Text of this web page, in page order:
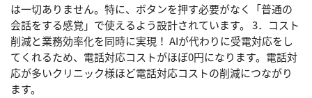
は一切ありません。特に、ボタンを押す必要がなく「普通の
会話をする感覚」で使えるよう設計されています。 3．コスト
削減と業務効率化を同時に実現！ AIが代わりに受電対応をし
てくれるため、電話対応コストがほぼ0円になります。電話対
応が多いクリニック様ほど電話対応コストの削減につながり
ます。